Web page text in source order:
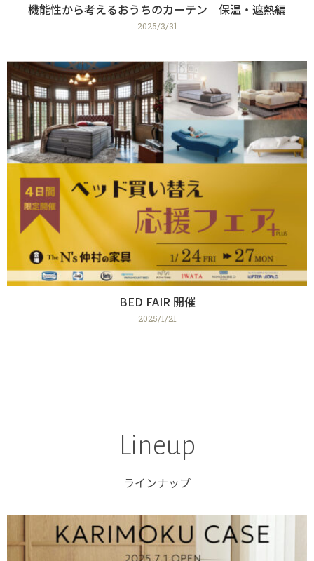
機能性から考えるおうちのカーテン 保温・遮熱編
2025/3/31
BED FAIR 開催
2025/1/21
Lineup
ラインナップ